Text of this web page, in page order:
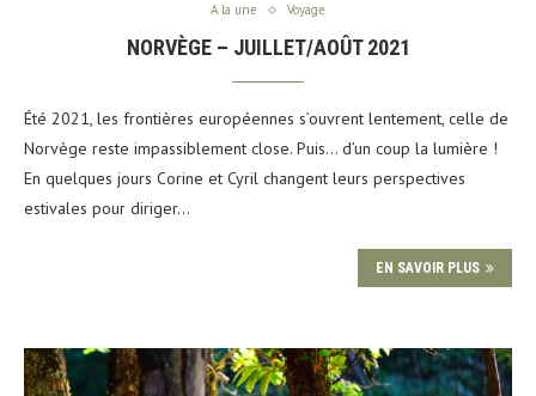
A la une Voyage
NORVÈGE – JUILLET/AOÛT 2021
Été 2021, les frontières européennes s’ouvrent lentement, celle de
Norvège reste impassiblement close. Puis… d’un coup la lumière !
En quelques jours Corine et Cyril changent leurs perspectives
estivales pour diriger…
EN SAVOIR PLUS